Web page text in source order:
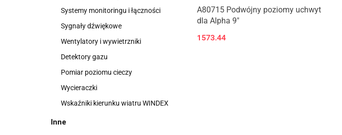
Systemy monitoringu i łączności
Sygnały dźwiękowe
Wentylatory i wywietrzniki
Detektory gazu
Pomiar poziomu cieczy
Wycieraczki
Wskaźniki kierunku wiatru WINDEX
Inne
A80715 Podwójny poziomy uchwyt
dla Alpha 9"
1573.44